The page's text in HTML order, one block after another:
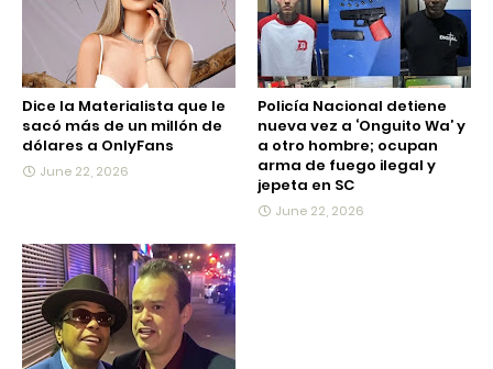
Dice la Materialista que le
sacó más de un millón de
dólares a OnlyFans
June 22, 2026
Policía Nacional detiene
nueva vez a ‘Onguito Wa’ y
a otro hombre; ocupan
arma de fuego ilegal y
jepeta en SC
June 22, 2026